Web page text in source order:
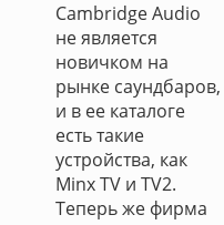
Cambridge Audio
не является
новичком на
рынке саундбаров,
и в ее каталоге
есть такие
устройства, как
Minx TV и TV2.
Теперь же фирма